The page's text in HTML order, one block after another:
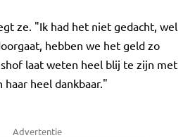
ze. "Ik had het niet gedacht, wel
hebben we het geld zo
laat weten heel blij te zijn met
heel dankbaar."
Advertentie